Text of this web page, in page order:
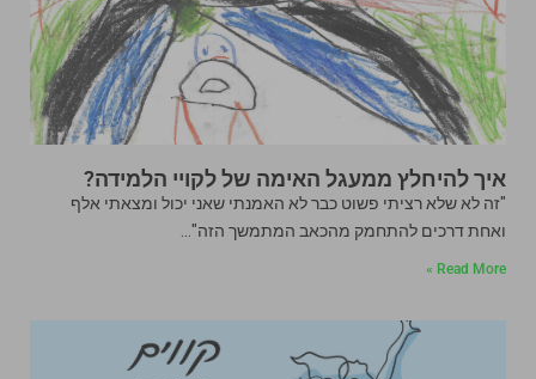
איך להיחלץ ממעגל האימה של לקויי הלמידה?
"זה לא שלא רציתי פשוט כבר לא האמנתי שאני יכול ומצאתי אלף
ואחת דרכים להתחמק מהכאב המתמשך הזה"…
Read More »